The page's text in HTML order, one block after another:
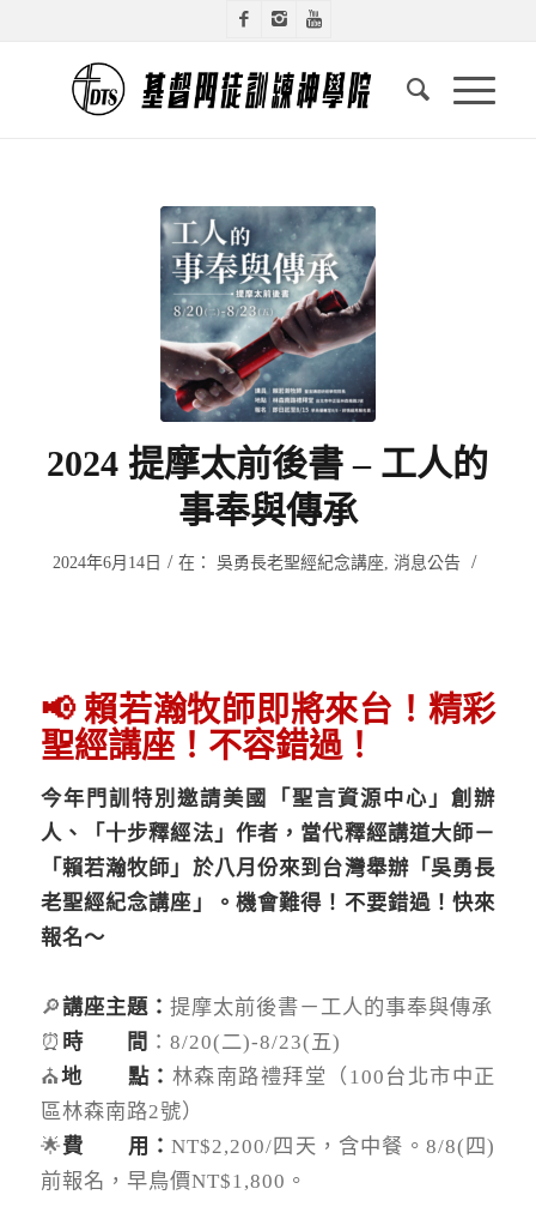
2024 提摩太前後書 – 工人的
事奉與傳承
2024年6月14日 / 在：吳勇長老聖經紀念講座,消息公告 /
📢 賴若瀚牧師即將來台！精彩
聖經講座！不容錯過！
今年門訓特別邀請美國「聖言資源中心」創辦
人、「十步釋經法」作者，當代釋經講道大師－
「賴若瀚牧師」於八月份來到台灣舉辦「吳勇長
老聖經紀念講座」。機會難得！不要錯過！快來
報名～
🔎講座主題： 提摩太前後書－工人的事奉與傳承
⏰ 時 間 ：8/20(二)-8/23(五)
⛪地 點： 林森南路禮拜堂（100台北市中正
區林森南路2號）
🌟費 用：NT$2,200/四天，含中餐。8/8(四)
前報名，早鳥價NT$1,800。